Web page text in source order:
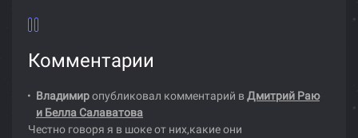
Комментарии
Владимиропубликовал комментарий в Дмитрий Раю
и Белла Салаватова
Честно говоря я в шоке от них,какие они